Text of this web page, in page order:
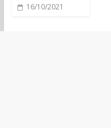
16/10/2021